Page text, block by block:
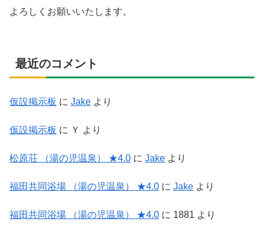
よろしくお願いいたします。
最近のコメント
仮設掲示板 に Jake より
仮設掲示板 に Ｙ より
松原荘 （湯の児温泉） ★4.0 に Jake より
福田共同浴場 （湯の児温泉） ★4.0 に Jake より
福田共同浴場 （湯の児温泉） ★4.0 に 1881 より